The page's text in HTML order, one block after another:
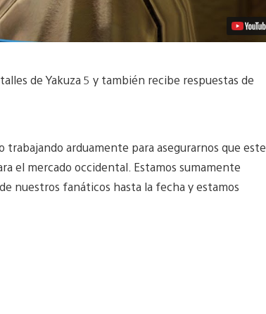
de Yakuza 5 y también recibe respuestas de
trabajando arduamente para asegurarnos que este
el mercado occidental. Estamos sumamente
nuestros fanáticos hasta la fecha y estamos